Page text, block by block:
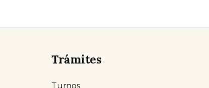
Trámites
Turnos